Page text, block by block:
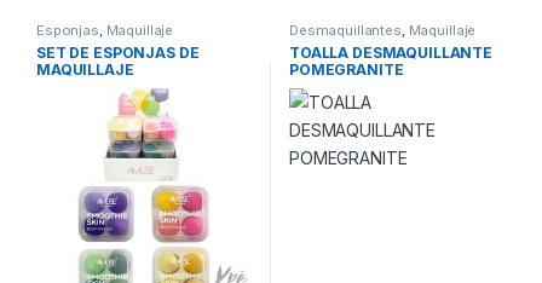
Esponjas, Maquillaje
SET DE ESPONJAS DE
MAQUILLAJE
Desmaquillantes, Maquillaje
TOALLA DESMAQUILLANTE
POMEGRANITE